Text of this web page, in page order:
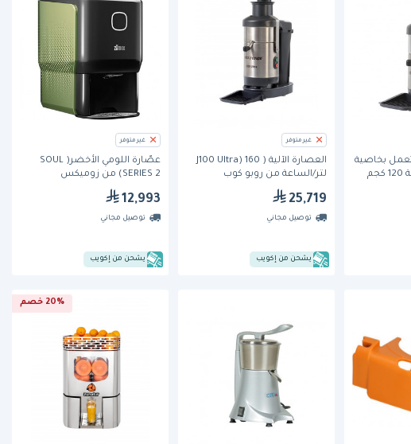
تعمل بخاصية
الطرد المركزي بسعة 120 كجم
غير متوفر
العصارة الآلية ( J100 Ultra) 160
لتر/الساعة من روبو كوب
25,719
توصيل مجاني
يشحن من إكويب
غير متوفر
عصّارة اللومي الأخضر( SOUL
SERIES 2) من زوميكس
12,993
توصيل مجاني
يشحن من إكويب
20% خصم